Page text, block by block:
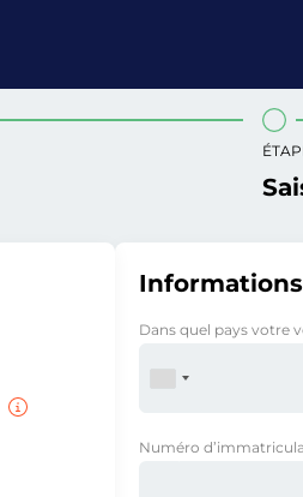
Dans quel pays votre
Numéro